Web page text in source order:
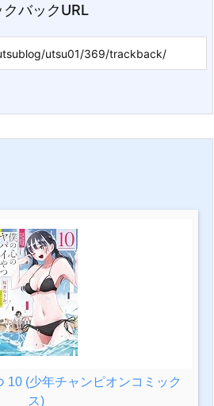
バックURL
10 (少年チャンピオンコミック
ス)